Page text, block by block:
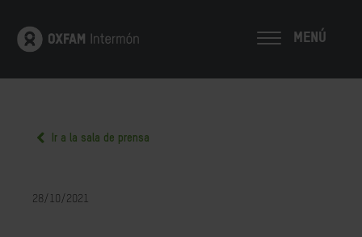
MENÚ
Ir a la sala de prensa
28/10/2021